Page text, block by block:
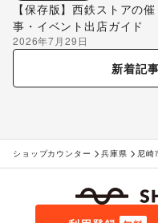
【保存版】西鉄ストアの催
事・イベント出店ガイド
2026年7月29日
新着記
ショップカウンター 兵庫県 尼崎